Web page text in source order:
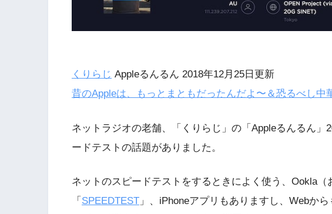
くりらじ Appleるんるん 2018年12月25日更新
昔のAppleは、もっとまともだったんだよ〜＆恐るべし中
ネットラジオの老舗、「くりらじ」の「Appleるんるん」
ードテストの話題がありました。
ネットのスピードテストをするときによく使う、Ookla（
「 SPEEDTEST 」、iPhoneアプリもありますし、Webか